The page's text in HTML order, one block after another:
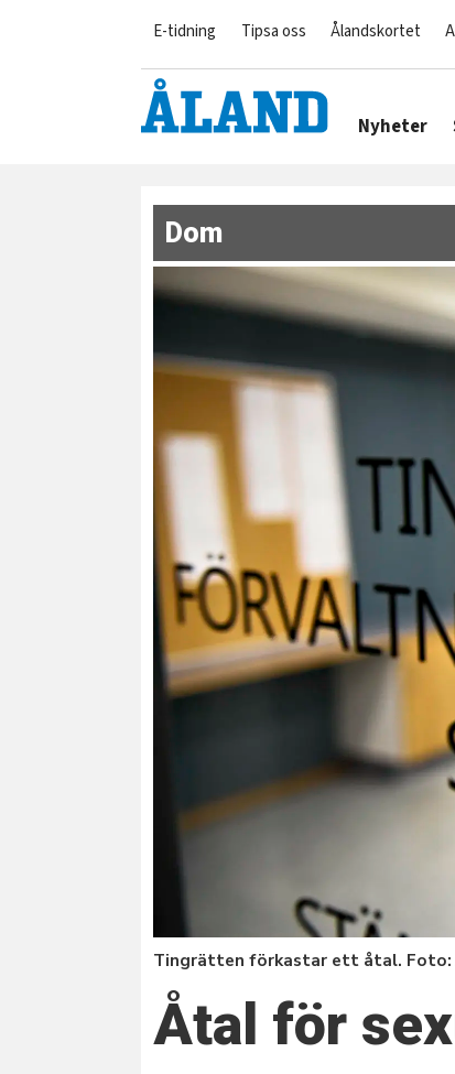
E-tidning Tipsa oss Ålandskortet
Nyheter
Dom
Tingrätten förkastar ett åtal. Foto:
Åtal för